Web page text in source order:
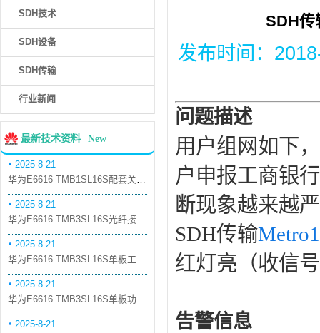
SDH技术
SDH设备
SDH传输
行业新闻
最新技术资料 New
2025-8-21
华为E6616 TMB1SL16S配套关系和替代关系
2025-8-21
华为E6616 TMB3SL16S光纤接口板槽位占用介绍
2025-8-21
华为E6616 TMB3SL16S单板工作原理和信号流
2025-8-21
华为E6616 TMB3SL16S单板功能和机械指标
2025-8-21
SDH传
发布时间：
问题描述
用户组网如下
户申报工商银
断现象越来越
SDH传输
红灯亮（收信
告警信息